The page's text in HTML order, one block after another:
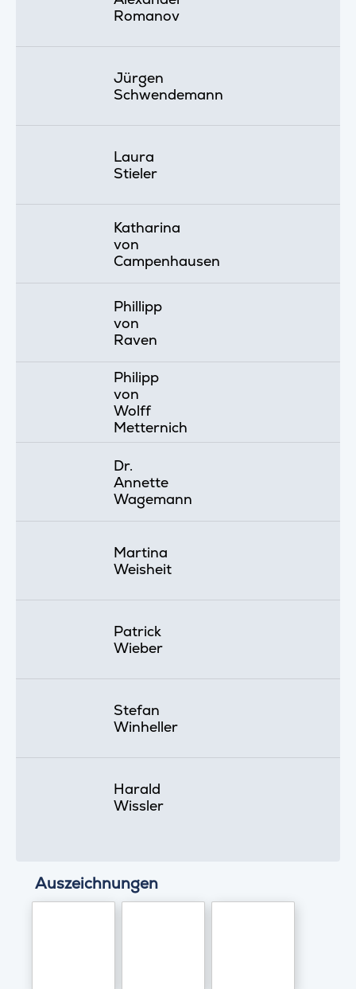
Romanov
Jürgen
Schwendemann
Laura
Stieler
Katharina
von
Campenhausen
Phillipp
von
Raven
Philipp
von
Wolff
Metternich
Dr.
Annette
Wagemann
Martina
Weisheit
Patrick
Wieber
Stefan
Winheller
Harald
Wissler
Auszeichnungen